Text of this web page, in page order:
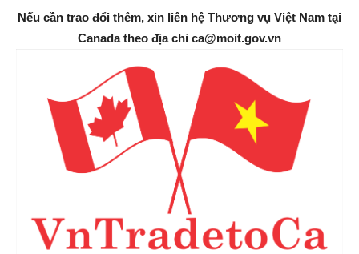
Nếu cần trao đổi thêm, xin liên hệ Thương vụ Việt Nam tại
Canada theo địa chỉ ca@moit.gov.vn